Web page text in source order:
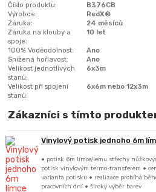
Číslo produktu:
B376CB
Výrobce:
RedX®
Záruka:
24 měsíců
Záruka na klouby a
spoje:
10 let
100% Voděodolnost:
Ano
Snížená hořlavost:
Ano
Velikost jednotlivých
stanů:
6x3m
Velikost při spojení
stanů:
6x6m nebo 12x3m
Zákazníci s tímto
Vinylový potisk jednoho 6m
• potisk 6m límce/lemu střechy
potisk vinylovým termo-transferem •
varianta potisku • realizace probíhá
pracovních dní • široký výběr barev